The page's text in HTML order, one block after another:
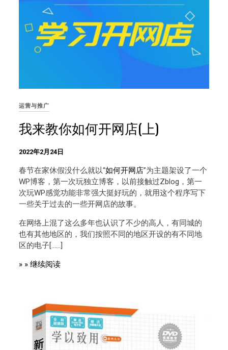
运营与推广
我来教你如何开网店(上)
2022年2月24日
春节在家休假没什么就以“如何开网店”为主题架设了一个
WP博客，第一次玩独立博客，以前接触过Zblog，第一
次玩WP感觉功能非常强大挺好玩的，就用这个程序写下
一些关于过去的一些开网店的故事。
在网络上混了这么多年也认识了不少的高人，有同城的
也有其他地区的，我们按照不同的地区开设的有不同地
区的电子[……]
» » 继续阅读